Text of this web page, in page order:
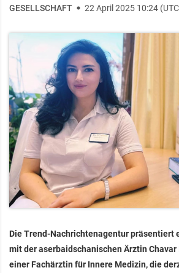
GESELLSCHAFT 22 April 2025 10:24
Die Trend-Nachrichtenagentur präsentiert
mit der aserbaidschanischen Ärztin Chavar
einer Fachärztin für Innere Medizin, die